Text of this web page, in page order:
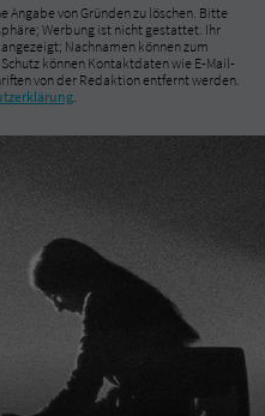
Angabe von Gründen zu löschen. Bitte
Werbung ist nicht gestattet. Ihr
Nachnamen können zum
können Kontaktdaten wie E-Mail-
von der Redaktion entfernt werden.
.